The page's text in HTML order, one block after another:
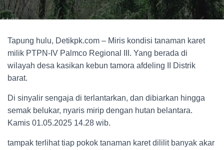
Tapung hulu, Detikpk.com – Miris kondisi tanaman karet
milik PTPN-IV Palmco Regional III. Yang berada di
wilayah desa kasikan kebun tamora afdeling II Distrik
barat.
Di sinyalir sengaja di terlantarkan, dan dibiarkan hingga
semak belukar, nyaris mirip dengan hutan belantara.
Kamis 01.05.2025 14.28 wib.
tampak terlihat tiap pokok tanaman karet dililit banyak akar